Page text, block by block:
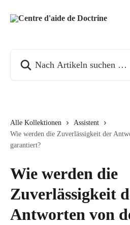
Alle Kollektionen
Assistent
Wie werden die Zuverlässigkeit der
garantiert?
Wie werden die
Zuverlässigkeit
Antworten von